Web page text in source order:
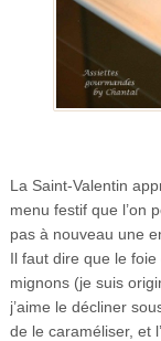
La Saint-Valentin
menu festif que l’on
pas à nouveau une
Il faut dire que le
mignons (je suis
j’aime le décliner
de le caraméliser, et